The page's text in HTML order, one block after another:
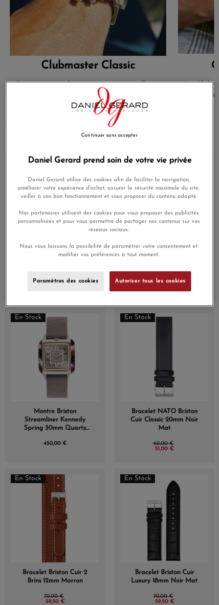
Clubmaster Classic
Cette montre élégante et intemporelleest
fabriquée dans un boîtier de 40 mm
décliné en acétate de cellulose ou en
acier.
La
de
118 résultats
En Stock
Montre Briston
Cadran Vert Soleillé
En Stock
Montre Briston
Spring 30mm Quartz
Cadran Soleillé Rose
En Stock
Montre Briston
Streamliner Kennedy
Spring 30mm Quartz
450,00 €
En Stock
Bracelet NATO Briston
Cuir Classic 20mm Noir
Mat
60,00 €
51,00 €
En Stock
Bracelet Briston Cuir 2
Brins 12mm Marron
70,00 €
59,50 €
En Stock
Bracelet Briston Cuir
Luxury 18mm Noir Mat
70,00 €
59,50 €
Daniel Gerard prend soin de votre vie privée
Daniel Gerard utilise des cookies afin de faciliter la navigation,
améliorer votre expérience d'achat, assurer la sécurité maximale du site,
veiller à son bon fonctionnement et vous proposer du contenu adapté.
Nos partenaires utilisent des cookies pour vous proposer des publicités
personnalisées et pour vous permettre de partager nos contenus sur vos
réseaux sociaux.
Nous vous laissons la possibilité de paramétrer votre consentement et
modifier vos préférences à tout moment.
Paramètres des cookies Autoriser tous les cookies
Continuer sans accepter